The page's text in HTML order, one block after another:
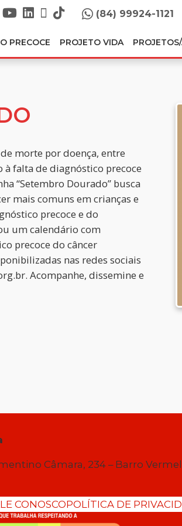
(84) 99924-1121
PRECOCE PROJETO VIDA
morte por doença, entre
à falta de diagnóstico precoce
“Setembro Dourado” busca
mais comuns em crianças e
precoce e do
um calendário com
precoce do câncer
nas redes sociais
Acompanhe, dissemine e
Câmara, 234 – Barro
CONOSCOPOLÍTICA DE